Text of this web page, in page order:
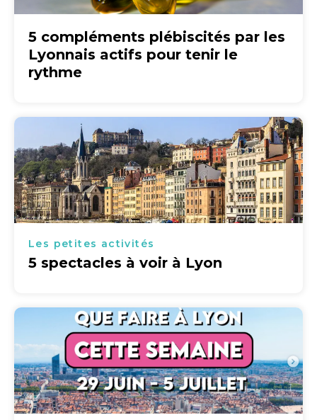
5 compléments plébiscités par les
Lyonnais actifs pour tenir le
rythme
Les petites activités
5 spectacles à voir à Lyon